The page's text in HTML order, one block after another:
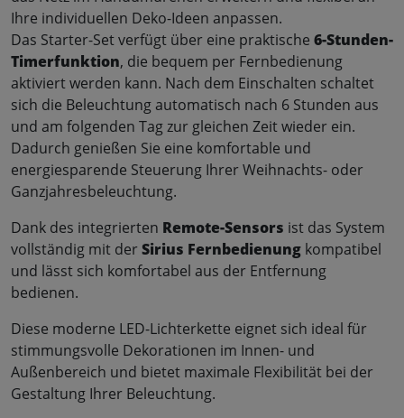
Ihre individuellen Deko-Ideen anpassen.
Das Starter-Set verfügt über eine praktische 6-Stunden-
Timerfunktion, die bequem per Fernbedienung
aktiviert werden kann. Nach dem Einschalten schaltet
sich die Beleuchtung automatisch nach 6 Stunden aus
und am folgenden Tag zur gleichen Zeit wieder ein.
Dadurch genießen Sie eine komfortable und
energiesparende Steuerung Ihrer Weihnachts- oder
Ganzjahresbeleuchtung.
Dank des integrierten Remote-Sensors ist das System
vollständig mit derSirius Fernbedienung kompatibel
und lässt sich komfortabel aus der Entfernung
bedienen.
Diese moderne LED-Lichterkette eignet sich ideal für
stimmungsvolle Dekorationen im Innen- und
Außenbereich und bietet maximale Flexibilität bei der
Gestaltung Ihrer Beleuchtung.